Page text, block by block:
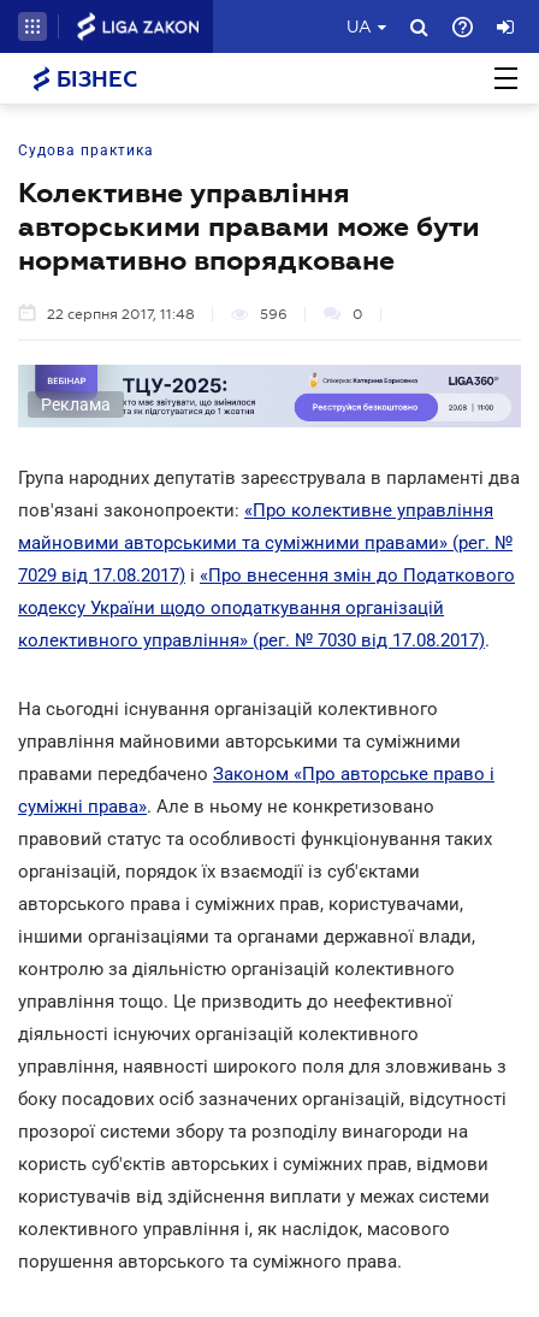
UA
БІЗНЕС
Судова практика
Колективне управління
авторськими правами може бути
нормативно впорядковане
22 серпня 2017, 11:48 596 0
Реклама
Група народних депутатів зареєструвала в парламенті два
пов'язані законопроекти: «Про колективне управління
майновими авторськими та суміжними правами» (рег. №
7029 від 17.08.2017) і «Про внесення змін до Податкового
кодексу України щодо оподаткування організацій
колективного управління» (рег. № 7030 від 17.08.2017).
На сьогодні існування організацій колективного
управління майновими авторськими та суміжними
правами передбачено Законом «Про авторське право і
суміжні права». Але в ньому не конкретизовано
правовий статус та особливості функціонування таких
організацій, порядок їх взаємодії із суб'єктами
авторського права і суміжних прав, користувачами,
іншими організаціями та органами державної влади,
контролю за діяльністю організацій колективного
управління тощо. Це призводить до неефективної
діяльності існуючих організацій колективного
управління, наявності широкого поля для зловживань з
боку посадових осіб зазначених організацій, відсутності
прозорої системи збору та розподілу винагороди на
користь суб'єктів авторських і суміжних прав, відмови
користувачів від здійснення виплати у межах системи
колективного управління і, як наслідок, масового
порушення авторського та суміжного права.